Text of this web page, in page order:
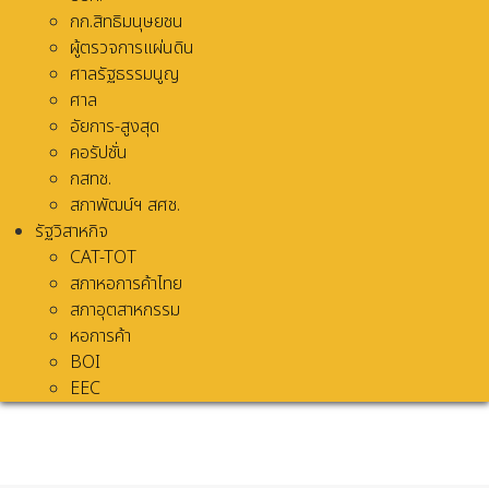
กก.สิทธิมนุษยชน
ผู้ตรวจการแผ่นดิน
ศาลรัฐธรรมนูญ
ศาล
อัยการ-สูงสุด
คอรัปชั่น
กสทช.
สภาพัฒน์ฯ สศช.
รัฐวิสาหกิจ
CAT-TOT
สภาหอการค้าไทย
สภาอุตสาหกรรม
หอการค้า
BOI
EEC